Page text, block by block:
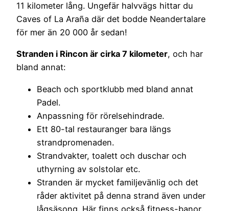
11 kilometer lång. Ungefär halvvägs hittar du
Caves of La Araña där det bodde Neandertalare
för mer än 20 000 år sedan!
Stranden i Rincon är cirka 7 kilometer, och har
bland annat:
Beach och sportklubb med bland annat
Padel.
Anpassning för rörelsehindrade.
Ett 80-tal restauranger bara längs
strandpromenaden.
Strandvakter, toalett och duschar och
uthyrning av solstolar etc.
Stranden är mycket familjevänlig och det
råder aktivitet på denna strand även under
lågsäsong. Här finns också fitness-banor,